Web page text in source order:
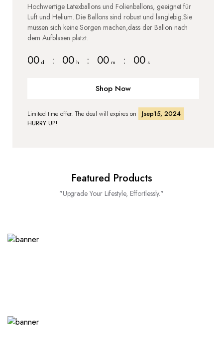
Hochwertige Latexballons und Folienballons, geeignet für
Luft und Helium. Die Ballons sind robust und langlebig.Sie
müssen sich keine Sorgen machen,dass der Ballon nach
dem Aufblasen platzt.
00 d : 00 h : 00 m : 00 s
Shop Now
Limited time offer. The deal will expires on
Jsep15, 2024
HURRY UP!
Featured Products
"Upgrade Your Lifestyle, Effortlessly."